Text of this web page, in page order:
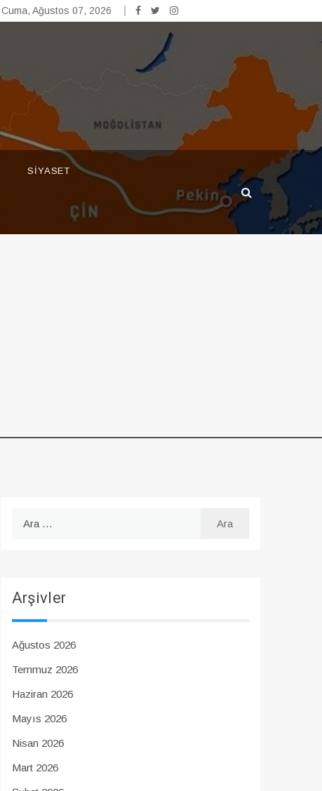
Cuma, Ağustos 07, 2026
SIYASET
Arşivler
Ağustos 2026
Temmuz 2026
Haziran 2026
Mayıs 2026
Nisan 2026
Mart 2026